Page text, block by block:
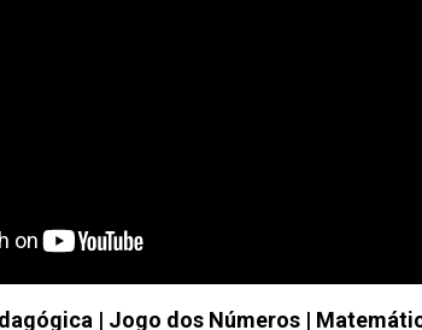
| Jogo dos Números |